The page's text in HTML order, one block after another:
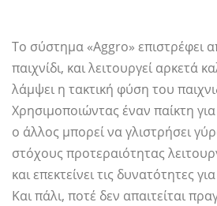
Το σύστημα «Aggro» επιστρέφει
παιχνίδι, και λειτουργεί αρκετά
λάμψει η τακτική φύση του
Χρησιμοποιώντας έναν παίκτη
ο άλλος μπορεί να γλιστρήσει
στόχους προτεραιότητας
και επεκτείνει τις δυνατότητες
Και πάλι, ποτέ δεν απαιτείται